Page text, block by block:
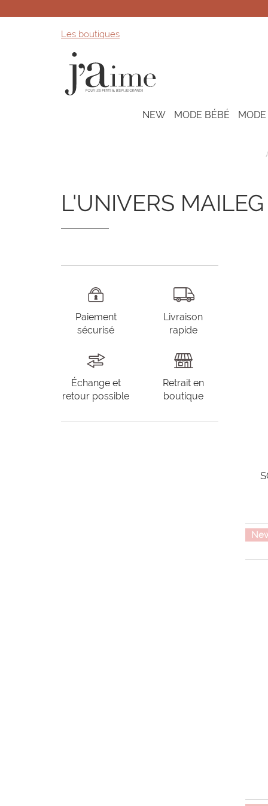
Les boutiques
NEW MODE BÉBÉ
L'UNIVERS MAILEG
Paiement
sécurisé
Livraison
rapide
Échange et
retour possible
Retrait en
boutique